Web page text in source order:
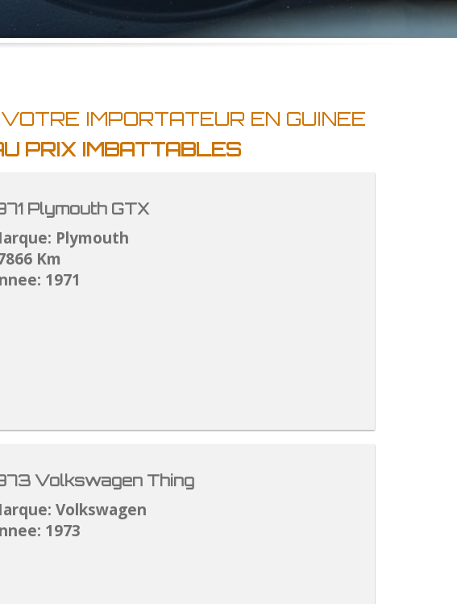
IMPORTATEUR EN GUINEE
PRIX IMBATTABLES
Plymouth GTX
Plymouth
Km
1971
Volkswagen Thing
Volkswagen
1973